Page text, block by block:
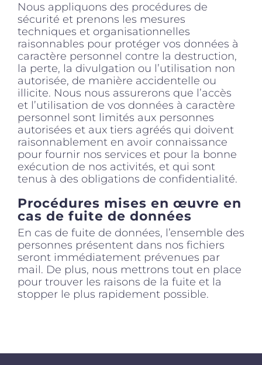
Nous appliquons des procédures de
sécurité et prenons les mesures
techniques et organisationnelles
raisonnables pour protéger vos données à
caractère personnel contre la destruction,
la perte, la divulgation ou l’utilisation non
autorisée, de manière accidentelle ou
illicite. Nous nous assurerons que l’accès
et l’utilisation de vos données à caractère
personnel sont limités aux personnes
autorisées et aux tiers agréés qui doivent
raisonnablement en avoir connaissance
pour fournir nos services et pour la bonne
exécution de nos activités, et qui sont
tenus à des obligations de confidentialité.
Procédures mises en œuvre en
cas de fuite de données
En cas de fuite de données, l’ensemble des
personnes présentent dans nos fichiers
seront immédiatement prévenues par
mail. De plus, nous mettrons tout en place
pour trouver les raisons de la fuite et la
stopper le plus rapidement possible.